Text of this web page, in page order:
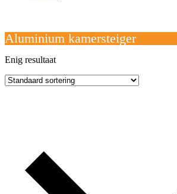
menu
menu
Aluminium kamersteiger
Enig resultaat